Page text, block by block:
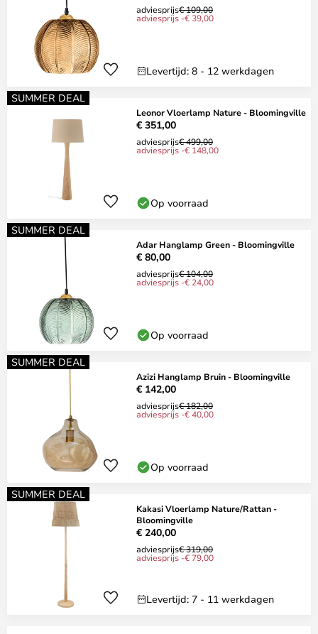
adviesprijs€ 109,00
adviesprijs -€ 39,00
Levertijd: 8 - 12 werkdagen
SUMMER DEAL
Leonor Vloerlamp Nature - Bloomingville
€ 351,00
adviesprijs€ 499,00
adviesprijs -€ 148,00
Op voorraad
SUMMER DEAL
Adar Hanglamp Green - Bloomingville
€ 80,00
adviesprijs€ 104,00
adviesprijs -€ 24,00
Op voorraad
SUMMER DEAL
Azizi Hanglamp Bruin - Bloomingville
€ 142,00
adviesprijs€ 182,00
adviesprijs -€ 40,00
Op voorraad
SUMMER DEAL
Kakasi Vloerlamp Nature/Rattan -
Bloomingville
€ 240,00
adviesprijs€ 319,00
adviesprijs -€ 79,00
Levertijd: 7 - 11 werkdagen